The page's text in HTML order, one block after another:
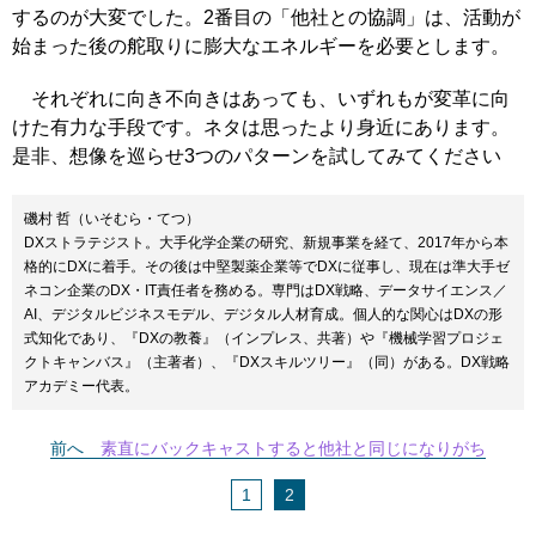
するのが大変でした。2番目の「他社との協調」は、活動が
始まった後の舵取りに膨大なエネルギーを必要とします。
それぞれに向き不向きはあっても、いずれもが変革に向
けた有力な手段です。ネタは思ったより身近にあります。
是非、想像を巡らせ3つのパターンを試してみてください
磯村 哲（いそむら・てつ）
DXストラテジスト。大手化学企業の研究、新規事業を経て、2017年から本
格的にDXに着手。その後は中堅製薬企業等でDXに従事し、現在は準大手ゼ
ネコン企業のDX・IT責任者を務める。専門はDX戦略、データサイエンス／
AI、デジタルビジネスモデル、デジタル人材育成。個人的な関心はDXの形
式知化であり、『DXの教養』（インプレス、共著）や『機械学習プロジェ
クトキャンバス』（主著者）、『DXスキルツリー』（同）がある。DX戦略
アカデミー代表。
前へ 素直にバックキャストすると他社と同じになりがち
1 2